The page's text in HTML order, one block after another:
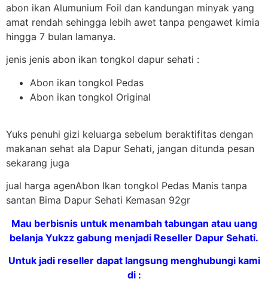
abon ikan Alumunium Foil dan kandungan minyak yang
amat rendah sehingga lebih awet tanpa pengawet kimia
hingga 7 bulan lamanya.
jenis jenis abon ikan tongkol dapur sehati :
Abon ikan tongkol Pedas
Abon ikan tongkol Original
Yuks penuhi gizi keluarga sebelum beraktifitas dengan
makanan sehat ala Dapur Sehati, jangan ditunda pesan
sekarang juga
jual harga agenAbon Ikan tongkol Pedas Manis tanpa
santan Bima Dapur Sehati Kemasan 92gr
Mau berbisnis untuk menambah tabungan atau uang
belanja Yukzz gabung menjadi Reseller Dapur Sehati.
Untuk jadi reseller dapat langsung menghubungi kami
di :